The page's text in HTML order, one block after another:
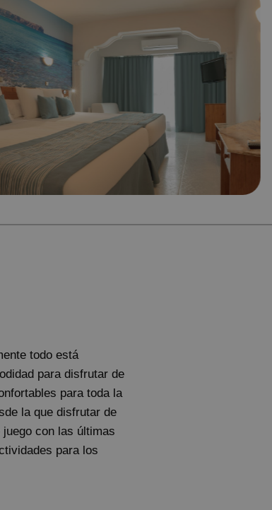
todo está
para disfrutar de
para toda la
la que disfrutar de
con las últimas
para los